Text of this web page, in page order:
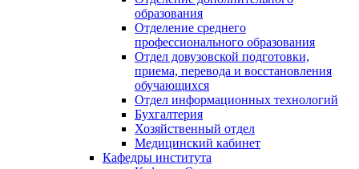
образования
Отделение среднего
профессионального образования
Отдел довузовской подготовки,
приема, перевода и восстановления
обучающихся
Отдел информационных технологий
Бухгалтерия
Хозяйственный отдел
Медицинский кабинет
Кафедры института